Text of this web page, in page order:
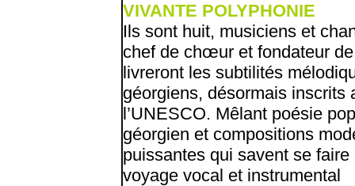
VIVANTE POLYPHONIE
Ils sont huit, musiciens et
chef de chœur et fondateur
livreront les subtilités
géorgiens, désormais
l’UNESCO. Mêlant poésie
géorgien et compositions
puissantes qui savent se
voyage vocal et instrumental